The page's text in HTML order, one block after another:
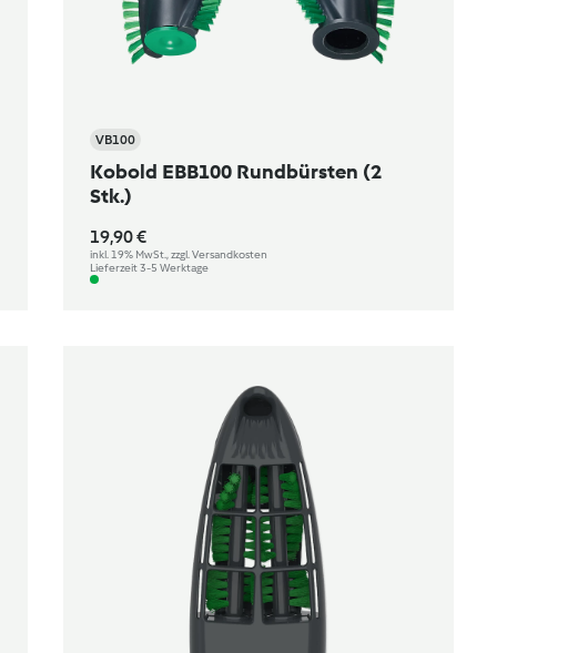
VB100
Kobold EBB100 Rundbürsten (2
Stk.)
19,90 €
inkl. 19% MwSt., zzgl. Versandkosten
Lieferzeit 3-5 Werktage